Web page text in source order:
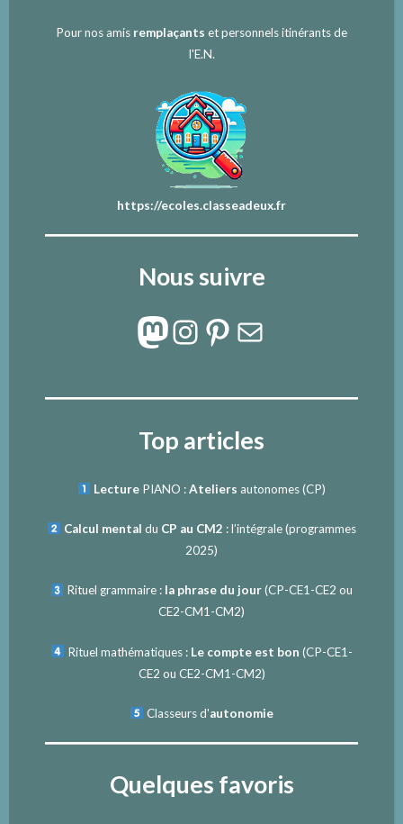
Pour nos amis remplaçants et personnels itinérants de
l'E.N.
https://ecoles.classeadeux.fr
Nous suivre
Mastodon
Instagram
Pinterest
E-mail
Top articles
Lecture PIANO :Ateliers autonomes (CP)
Calcul mental du CP au CM2 : l’intégrale (programmes
2025)
Rituel grammaire : la phrase du jour(CP-CE1-CE2 ou
CE2-CM1-CM2)
Rituel mathématiques : Le compte est bon (CP-CE1-
CE2 ou CE2-CM1-CM2)
Classeurs d'autonomie
Quelques favoris